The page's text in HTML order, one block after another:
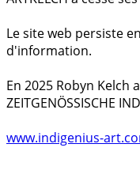
Le site web persiste
d'information.
En 2025 Robyn Kelch
ZEITGENÖSSISCHE
www.indigenius-